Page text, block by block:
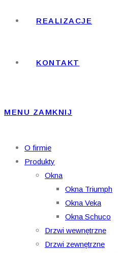
REALIZACJE
KONTAKT
MENU ZAMKNIJ
O firmie
Produkty
Okna
Okna Triumph
Okna Veka
Okna Schuco
Drzwi wewnętrzne
Drzwi zewnętrzne